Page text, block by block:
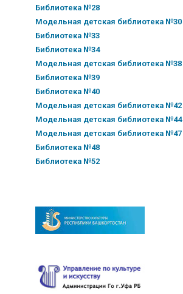
Библиотека №28
Модельная детская библиотека №30
Библиотека №33
Библиотека №34
Модельная детская библиотека №38
Библиотека №39
Библиотека №40
Модельная детская библиотека №42
Модельная детская библиотека №44
Модельная детская библиотека №47
Библиотека №48
Библиотека №52